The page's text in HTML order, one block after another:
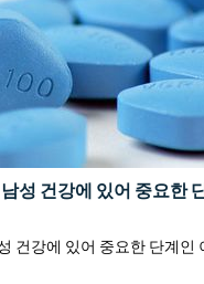
성 건강에 있어 중요한
건강에 있어 중요한 단계인